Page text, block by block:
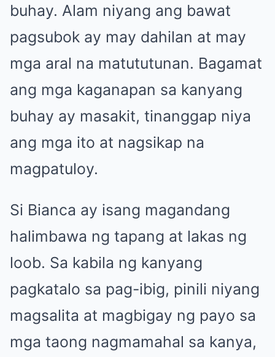
buhay. Alam niyang ang bawat
pagsubok ay may dahilan at may
mga aral na matututunan. Bagamat
ang mga kaganapan sa kanyang
buhay ay masakit, tinanggap niya
ang mga ito at nagsikap na
magpatuloy.
Si Bianca ay isang magandang
halimbawa ng tapang at lakas ng
loob. Sa kabila ng kanyang
pagkatalo sa pag-ibig, pinili niyang
magsalita at magbigay ng payo sa
mga taong nagmamahal sa kanya,